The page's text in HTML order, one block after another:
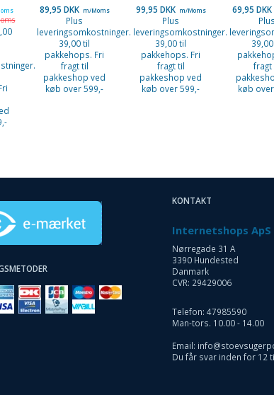
89,95 DKK m/Moms
Plus
leveringsomkostninger.
39,00 til
pakkehops. Fri
fragt til
pakkeshop ved
køb over 599,-
99,95 DKK m/Moms
Plus
leveringsomkostninger.
39,00 til
pakkehops. Fri
fragt til
pakkeshop ved
køb over 599,-
69,95 DKK
Plus
fragt
køb
KONTAKT
Internetshops ApS
Nørregade 31 A
3390 Hundested
Danmark
CVR: 29429006
Telefon: 47985590
Man-tors. 10.00 - 14.00
Email:
Du får svar inden for 12